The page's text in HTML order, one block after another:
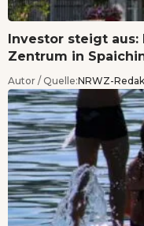
Investor steigt
Zentrum in
Autor / Quelle:NRWZ-